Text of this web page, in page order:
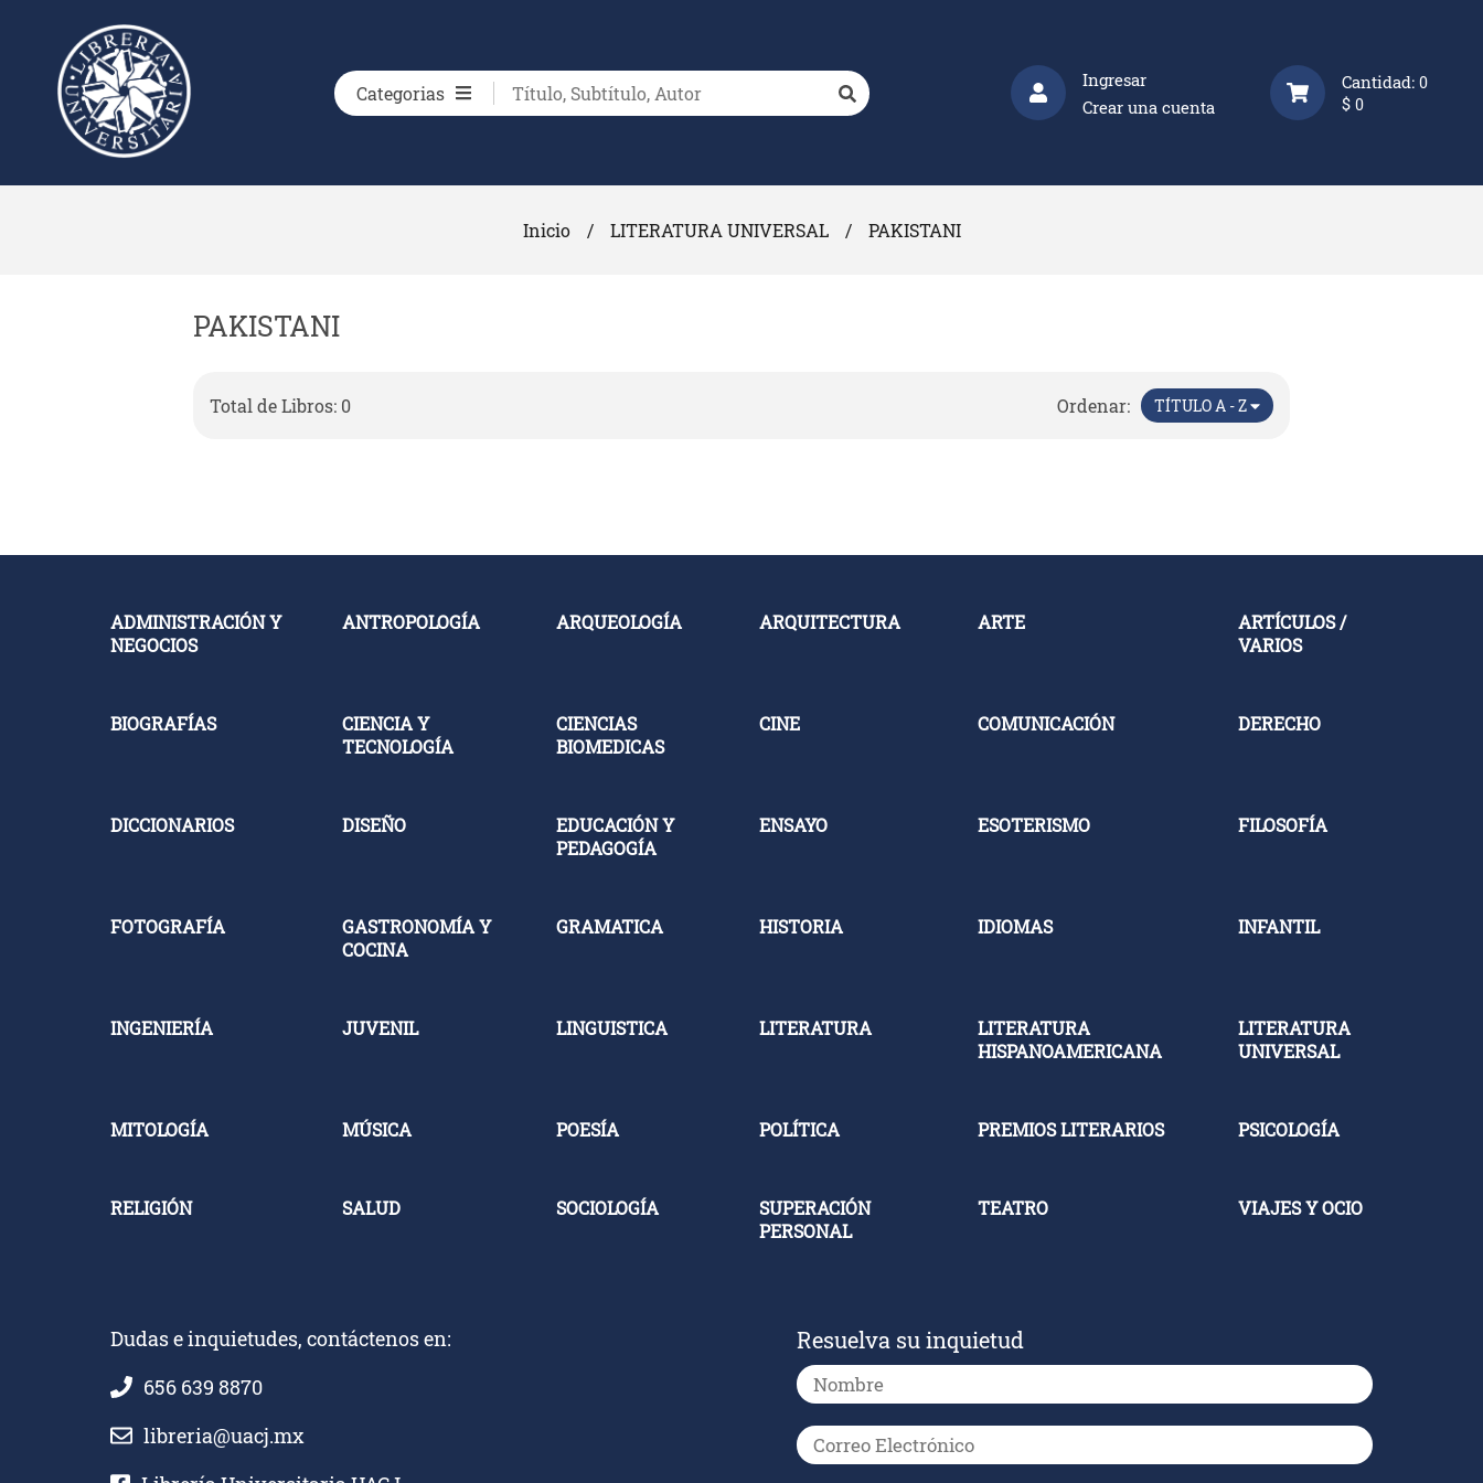
Categorias
Ingresar
Crear una cuenta
Cantidad: 0
$ 0
Inicio / LITERATURA UNIVERSAL / PAKISTANI
PAKISTANI
Total de Libros: 0 Ordenar: TÍTULO A - Z
ADMINISTRACIÓN Y
NEGOCIOS
ANTROPOLOGÍA ARQUEOLOGÍA ARQUITECTURA ARTE
ARTÍCULOS /
VARIOS
BIOGRAFÍAS
CIENCIA Y
TECNOLOGÍA
CIENCIAS
BIOMEDICAS
CINE COMUNICACIÓN DERECHO
DICCIONARIOS DISEÑO
EDUCACIÓN Y
PEDAGOGÍA
ENSAYO ESOTERISMO FILOSOFÍA
FOTOGRAFÍA
GASTRONOMÍA Y
COCINA
GRAMATICA HISTORIA IDIOMAS INFANTIL
INGENIERÍA JUVENIL LINGUISTICA LITERATURA
LITERATURA
HISPANOAMERICANA
LITERATURA
UNIVERSAL
MITOLOGÍA MÚSICA POESÍA POLÍTICA PREMIOS LITERARIOS PSICOLOGÍA
RELIGIÓN SALUD SOCIOLOGÍA
SUPERACIÓN
PERSONAL
TEATRO VIAJES Y OCIO
Dudas e inquietudes, contáctenos en:
656 639 8870
libreria@uacj.mx
Resuelva su inquietud